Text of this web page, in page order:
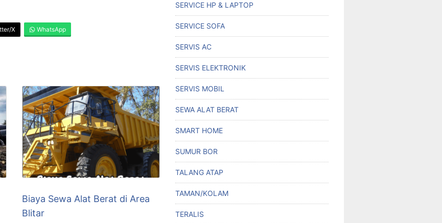
X WhatsApp
Biaya Sewa Alat Berat di Area
Blitar
SERVICE HP & LAPTOP
SERVICE SOFA
SERVIS AC
SERVIS ELEKTRONIK
SERVIS MOBIL
SEWA ALAT BERAT
SMART HOME
SUMUR BOR
TALANG ATAP
TAMAN/KOLAM
TERALIS